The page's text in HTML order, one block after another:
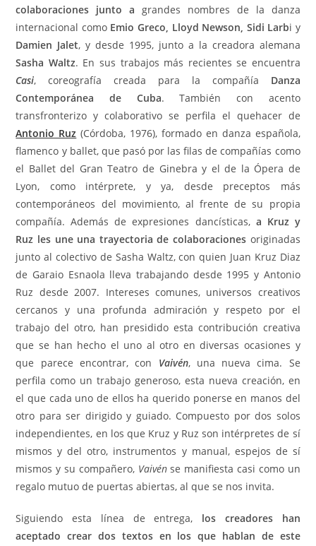
colaboraciones junto a grandes nombres de la danza
internacional como Emio Greco, Lloyd Newson, Sidi Larbi y
Damien Jalet, y desde 1995, junto a la creadora alemana
Sasha Waltz. En sus trabajos más recientes se encuentra
Casi, coreografía creada para la compañía Danza
Contemporánea de Cuba. También con acento
transfronterizo y colaborativo se perfila el quehacer de
Antonio Ruz (Córdoba, 1976), formado en danza española,
flamenco y ballet, que pasó por las filas de compañías como
el Ballet del Gran Teatro de Ginebra y el de la Ópera de
Lyon, como intérprete, y ya, desde preceptos más
contemporáneos del movimiento, al frente de su propia
compañía. Además de expresiones dancísticas, a Kruz y
Ruz les une una trayectoria de colaboraciones originadas
junto al colectivo de Sasha Waltz, con quien Juan Kruz Diaz
de Garaio Esnaola lleva trabajando desde 1995 y Antonio
Ruz desde 2007. Intereses comunes, universos creativos
cercanos y una profunda admiración y respeto por el
trabajo del otro, han presidido esta contribución creativa
que se han hecho el uno al otro en diversas ocasiones y
que parece encontrar, con Vaivén, una nueva cima. Se
perfila como un trabajo generoso, esta nueva creación, en
el que cada uno de ellos ha querido ponerse en manos del
otro para ser dirigido y guiado. Compuesto por dos solos
independientes, en los que Kruz y Ruz son intérpretes de sí
mismos y del otro, instrumentos y manual, espejos de sí
mismos y su compañero, Vaivénse manifiesta casi como un
regalo mutuo de puertas abiertas, al que se nos invita.
Siguiendo esta línea de entrega, los creadores han
aceptado crear dos textos en los que hablan de este